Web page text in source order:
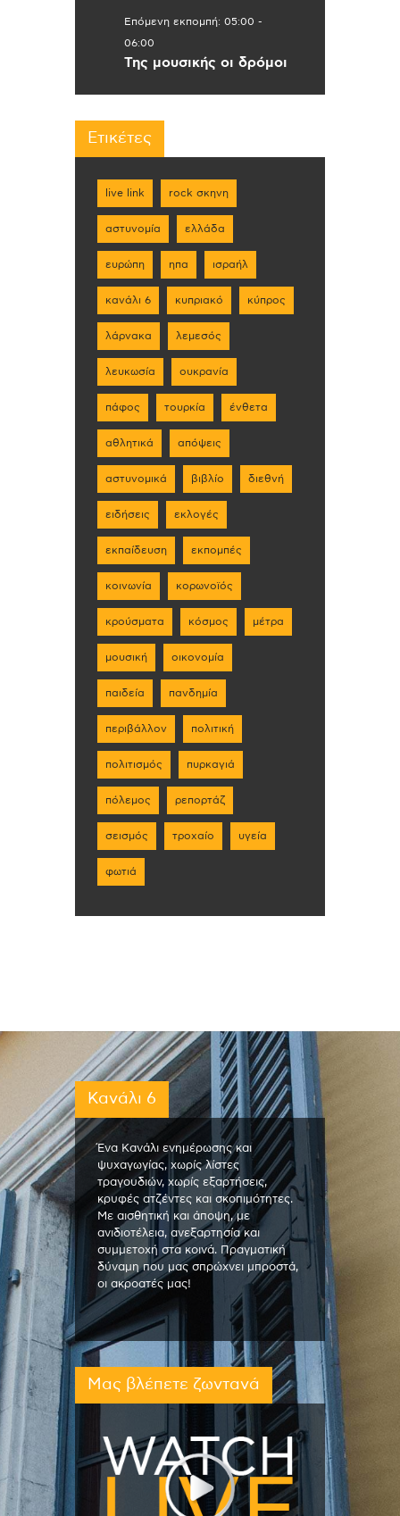
Επόμενη εκπομπή: 05:00 -
06:00
Της μουσικής οι δρόμοι
Ετικέτες
live link rock σκηνη
αστυνομία ελλάδα
ευρώπη ηπα ισραήλ
κανάλι 6 κυπριακό κύπρος
λάρνακα λεμεσός
λευκωσία ουκρανία
πάφος τουρκία ένθετα
αθλητικά απόψεις
αστυνομικά βιβλίο διεθνή
ειδήσεις εκλογές
εκπαίδευση εκπομπές
κοινωνία κορωνοϊός
κρούσματα κόσμος μέτρα
μουσική οικονομία
παιδεία πανδημία
περιβάλλον πολιτική
πολιτισμός πυρκαγιά
πόλεμος ρεπορτάζ
σεισμός τροχαίο υγεία
φωτιά
Κανάλι 6
Ένα Κανάλι ενημέρωσης και
ψυχαγωγίας, χωρίς λίστες
τραγουδιών, χωρίς εξαρτήσεις,
κρυφές ατζέντες και σκοπιμότητες.
Με αισθητική και άποψη, με
ανιδιοτέλεια, ανεξαρτησία και
συμμετοχή στα κοινά. Πραγματική
δύναμη που μας σπρώχνει μπροστά,
οι ακροατές μας!
Μας βλέπετε ζωντανά